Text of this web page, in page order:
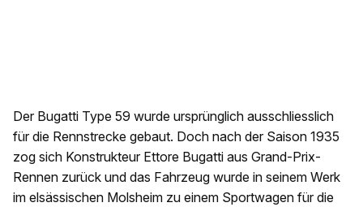
Der Bugatti Type 59 wurde ursprünglich ausschliesslich
für die Rennstrecke gebaut. Doch nach der Saison 1935
zog sich Konstrukteur Ettore Bugatti aus Grand-Prix-
Rennen zurück und das Fahrzeug wurde in seinem Werk
im elsässischen Molsheim zu einem Sportwagen für die